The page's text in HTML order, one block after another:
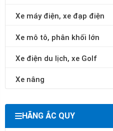
Xe máy điện, xe đạp điện
Xe mô tô, phân khối lớn
Xe điện du lịch, xe Golf
Xe nâng
HÃNG ẮC QUY